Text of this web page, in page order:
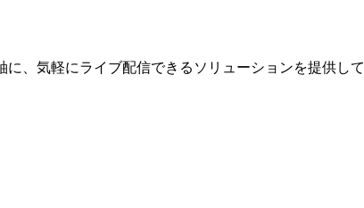
、気軽にライブ配信できるソリューションを提供し